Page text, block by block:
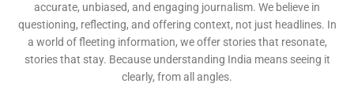
accurate, unbiased, and engaging journalism. We believe in
questioning, reflecting, and offering context, not just headlines. In
a world of fleeting information, we offer stories that resonate,
stories that stay. Because understanding India means seeing it
clearly, from all angles.